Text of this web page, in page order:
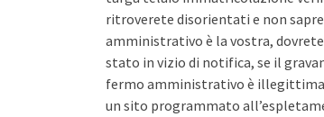
ritroverete disorientati e non
amministrativo è la vostra,
stato in vizio di notifica, se il
fermo amministrativo è illegittima
un sito programmato